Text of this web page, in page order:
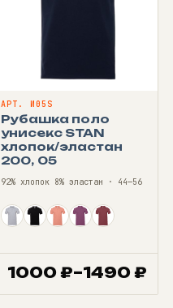
АРТ. И05S
Рубашка поло
унисекс STAN
хлопок/эластан
200, 05
92% хлопок 8% эластан · 44—56
1000 ₽–1490 ₽
Диапазон
цен: